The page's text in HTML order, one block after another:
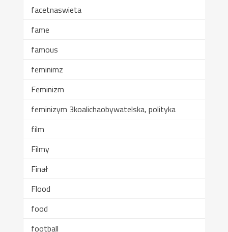
facetnaswieta
fame
famous
feminimz
Feminizm
feminizym 3koalichaobywatelska, polityka
film
Filmy
Finał
Flood
food
football